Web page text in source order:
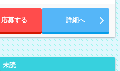
応募する 詳細へ
未読